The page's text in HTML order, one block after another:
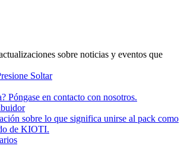
sobre noticias y eventos que
Soltar
Póngase en contacto con nosotros.
sobre lo que significa unirse al pack como
de KIOTI.